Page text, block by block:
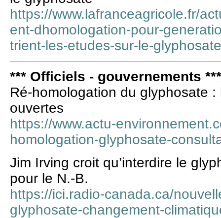
https://www.lafranceagricole.fr/
ent-dhomologation-pour-
trient-les-etudes-sur-le-
*** Officiels - gouvernements ***
Ré-homologation du glyphosate
ouvertes
https://www.actu-
homologation-glyphosate-
Jim Irving croit qu’interdire le
pour le N.-B.
https://ici.radio-canada.ca/
glyphosate-changement-